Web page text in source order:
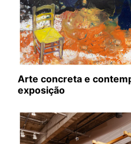
Arte concreta e
exposição